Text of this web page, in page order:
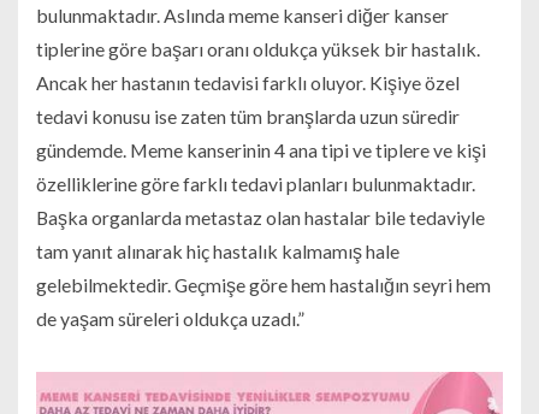
bulunmaktadır. Aslında meme kanseri diğer kanser
tiplerine göre başarı oranı oldukça yüksek bir hastalık.
Ancak her hastanın tedavisi farklı oluyor. Kişiye özel
tedavi konusu ise zaten tüm branşlarda uzun süredir
gündemde. Meme kanserinin 4 ana tipi ve tiplere ve kişi
özelliklerine göre farklı tedavi planları bulunmaktadır.
Başka organlarda metastaz olan hastalar bile tedaviyle
tam yanıt alınarak hiç hastalık kalmamış hale
gelebilmektedir. Geçmişe göre hem hastalığın seyri hem
de yaşam süreleri oldukça uzadı.”